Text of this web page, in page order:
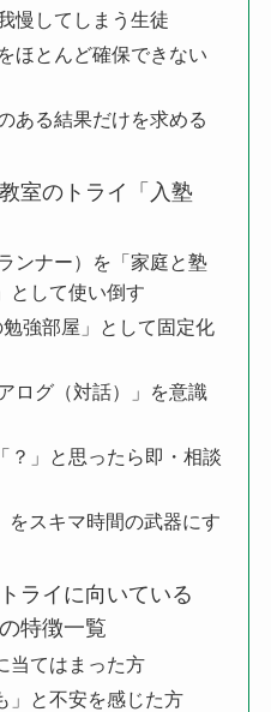
慢してしまう生徒
ほとんど確保できない
ある結果だけを求める
室のトライ「入塾
ンナー）を「家庭と塾
として使い倒す
強部屋」として固定化
ログ（対話）」を意識
」と思ったら即・相談
スキマ時間の武器にす
ライに向いている
特徴一覧
当てはまった方
」と不安を感じた方